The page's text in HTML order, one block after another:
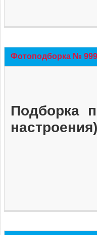
Фотоподборка №
Подборка